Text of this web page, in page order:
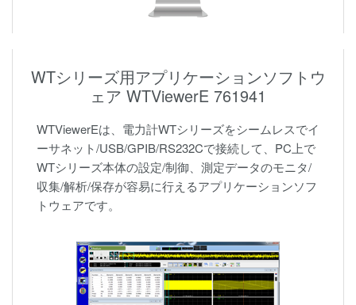
WTシリーズ用アプリケーションソフトウ
ェア WTViewerE 761941
WTViewerEは、電力計WTシリーズをシームレスでイ
ーサネット/USB/GPIB/RS232Cで接続して、PC上で
WTシリーズ本体の設定/制御、測定データのモニタ/
収集/解析/保存が容易に行えるアプリケーションソフ
トウェアです。